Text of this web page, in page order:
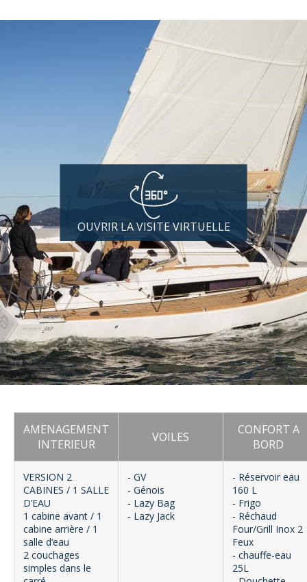
OUVRIR LA VISITE VIRTUELLE
AMENAGEMENT
INTERIEUR
VOILES
CONFORT A
BORD
VERSION 2
CABINES / 1 SALLE
D’EAU
1 cabine avant / 1
cabine arrière / 1
salle d’eau
2 couchages
simples dans le
- GV
- Génois
- Lazy Bag
- Lazy Jack
- Réservoir eau
160 L
- Frigo
- Réchaud
Four/Grill Inox 2
Feux
- chauffe-eau
25L